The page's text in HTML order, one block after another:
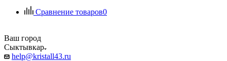
Сравнение товаров0
Ваш город
Сыктывкар
help@kristall43.ru